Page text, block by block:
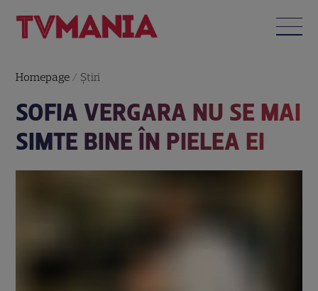
Homepage / Știri
SOFIA VERGARA NU SE MAI
SIMTE BINE ÎN PIELEA EI